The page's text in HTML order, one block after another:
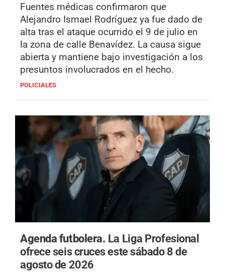
Fuentes médicas confirmaron que
Alejandro Ismael Rodríguez ya fue dado de
alta tras el ataque ocurrido el 9 de julio en
la zona de calle Benavídez. La causa sigue
abierta y mantiene bajo investigación a los
presuntos involucrados en el hecho.
POLICIALES
Agenda futbolera. La Liga Profesional
ofrece seis cruces este sábado 8 de
agosto de 2026